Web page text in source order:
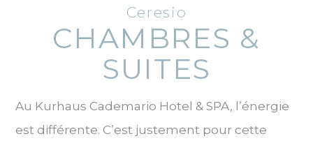
Ceresio
CHAMBRES &
SUITES
Au Kurhaus Cademario Hotel & SPA, l’énergie
est différente. C’est justement pour cette